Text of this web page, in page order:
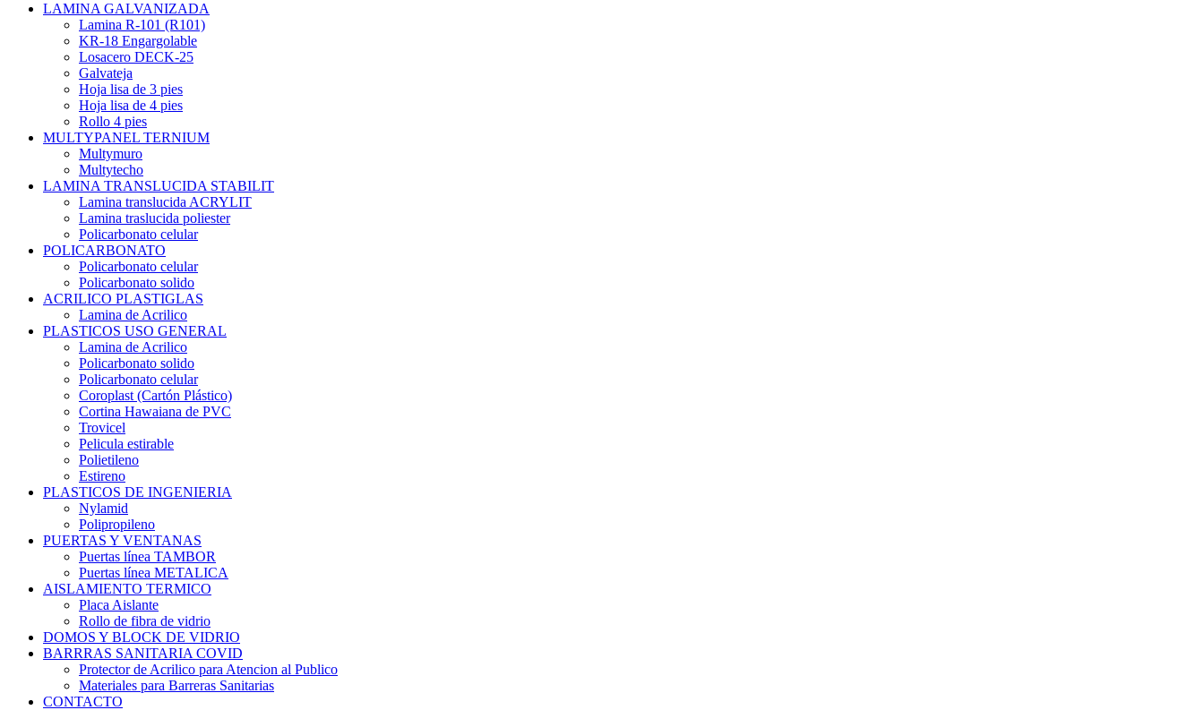
LAMINA GALVANIZADA
Lamina R-101 (R101)
KR-18 Engargolable
Losacero DECK-25
Galvateja
Hoja lisa de 3 pies
Hoja lisa de 4 pies
Rollo 4 pies
MULTYPANEL TERNIUM
Multymuro
Multytecho
LAMINA TRANSLUCIDA STABILIT
Lamina translucida ACRYLIT
Lamina traslucida poliester
Policarbonato celular
POLICARBONATO
Policarbonato celular
Policarbonato solido
ACRILICO PLASTIGLAS
Lamina de Acrilico
PLASTICOS USO GENERAL
Lamina de Acrilico
Policarbonato solido
Policarbonato celular
Coroplast (Cartón Plástico)
Cortina Hawaiana de PVC
Trovicel
Pelicula estirable
Polietileno
Estireno
PLASTICOS DE INGENIERIA
Nylamid
Polipropileno
PUERTAS Y VENTANAS
Puertas línea TAMBOR
Puertas línea METALICA
AISLAMIENTO TERMICO
Placa Aislante
Rollo de fibra de vidrio
DOMOS Y BLOCK DE VIDRIO
BARRRAS SANITARIA COVID
Protector de Acrilico para Atencion al Publico
Materiales para Barreras Sanitarias
CONTACTO